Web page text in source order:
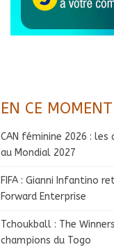
EN CE MOMENT
CAN féminine 2026 :
au Mondial 2027
FIFA : Gianni Infantino
Forward Enterprise
Tchoukball : The
champions du Togo